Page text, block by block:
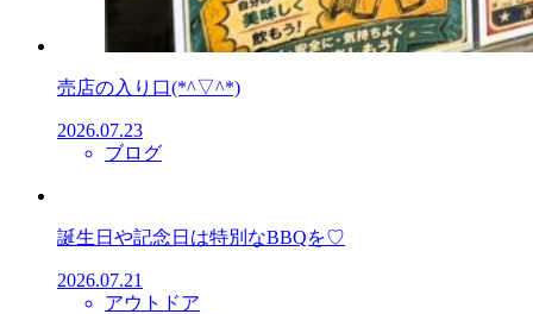
売店の入り口(*^▽^*)
2026.07.23
ブログ
誕生日や記念日は特別なBBQを♡
2026.07.21
アウトドア